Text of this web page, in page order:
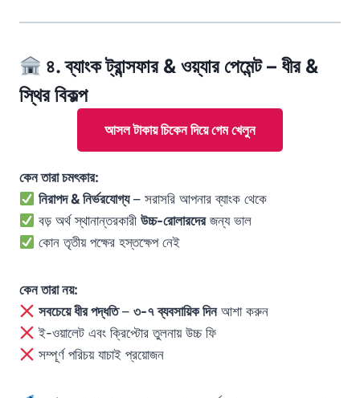
৪. ব্যাংক ট্রান্সফার & ওয়্যার পেমেন্ট – ধীর &
স্থির বিকল্প
আসল টাকায় চিকেন দিয়ে গেম খেলুন
কেন তারা চমৎকার:
নিরাপদ & নির্ভরযোগ্য– সরাসরি আপনার ব্যাংক থেকে
বড় অর্থ স্থানান্তরকারীউচ্চ-রোলারদেরজন্য ভাল
কোন তৃতীয় পক্ষের হস্তক্ষেপ নেই
কেন তারা নয়:
সবচেয়ে ধীর পদ্ধতি–৩-৭ ব্যবসায়িক দিনআশা করুন
ই-ওয়ালেট এবং ক্রিপ্টোর তুলনায় উচ্চ ফি
সম্পূর্ণ পরিচয় যাচাই প্রয়োজন